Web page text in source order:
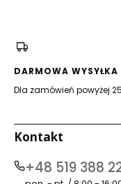
DARMOWA WYSYŁKA
Dla zamówień powyżej
Kontakt
+48 519 388